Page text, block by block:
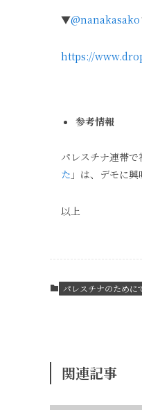
▼@nanakasako
https://
参考情報
パレスチナ連帯
た 」は、デモに
以上
パレスチナのために
関連記事